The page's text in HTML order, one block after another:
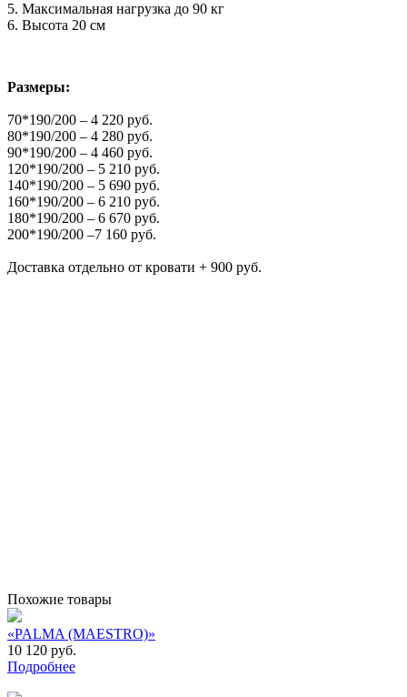
5. Максимальная нагрузка до 90 кг
6. Высота 20 см
Размеры:
70*190/200 – 4 220 руб.
80*190/200 – 4 280 руб.
90*190/200 – 4 460 руб.
120*190/200 – 5 210 руб.
140*190/200 – 5 690 руб.
160*190/200 – 6 210 руб.
180*190/200 – 6 670 руб.
200*190/200 –7 160 руб.
Доставка отдельно от кровати + 900 руб.
Похожие товары
«PALMA (MAESTRO)»
10 120 руб.
Подробнее